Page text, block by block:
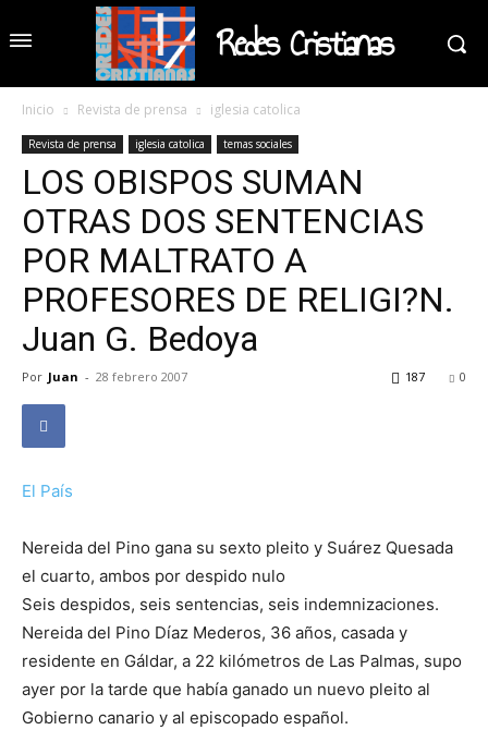
Redes Cristianas
Inicio Revista de prensa iglesia catolica
Revista de prensa iglesia catolica temas sociales
LOS OBISPOS SUMAN
OTRAS DOS SENTENCIAS
POR MALTRATO A
PROFESORES DE RELIGI?N.
Juan G. Bedoya
Por Juan - 28 febrero 2007 0
187
El País
Nereida del Pino gana su sexto pleito y Suárez Quesada
el cuarto, ambos por despido nulo
Seis despidos, seis sentencias, seis indemnizaciones.
Nereida del Pino Díaz Mederos, 36 años, casada y
residente en Gáldar, a 22 kilómetros de Las Palmas, supo
ayer por la tarde que había ganado un nuevo pleito al
Gobierno canario y al episcopado español.